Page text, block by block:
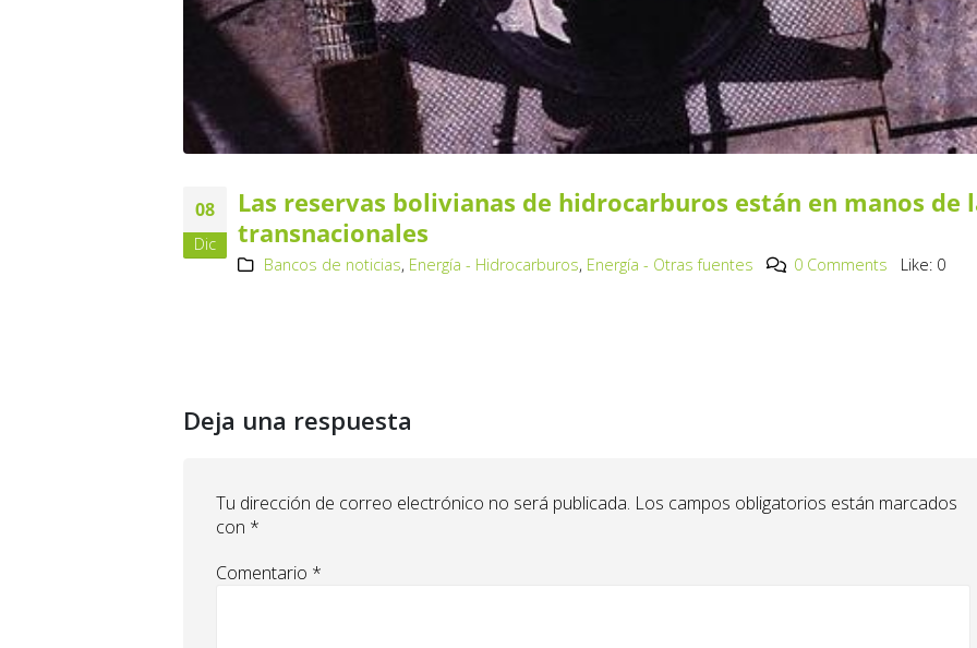
08
Dic
Las reservas bolivianas de hidrocarburos están en manos de
transnacionales
Bancos de noticias, Energía - Hidrocarburos, Energía - Otras fuentes 0 Comments Like: 0
Deja una respuesta
Tu dirección de correo electrónico no será publicada. Los campos obligatorios están marcados
con *
Comentario *